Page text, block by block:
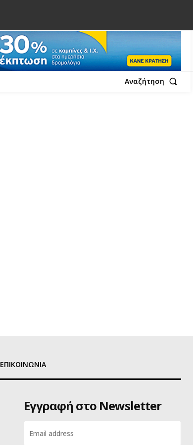
Αναζήτηση
ΕΠΙΚΟΙΝΩΝΙΑ
Εγγραφή στο Newsletter